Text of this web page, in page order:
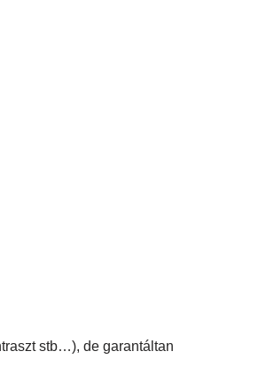
stb…), de garantáltan